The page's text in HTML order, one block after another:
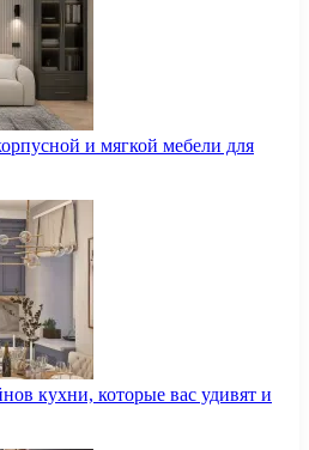
и мягкой мебели для
кухни, которые вас удивят и